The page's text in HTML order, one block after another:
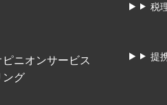
ニオンサービス
ング
税
提